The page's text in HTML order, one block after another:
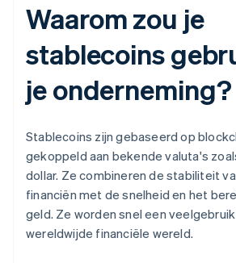
Waarom zou je
stablecoins
je onderneming?
Stablecoins zijn gebaseerd op
gekoppeld aan bekende valuta's
dollar. Ze combineren de stabiliteit
financiën met de snelheid en het
geld. Ze worden snel een
wereldwijde financiële wereld.